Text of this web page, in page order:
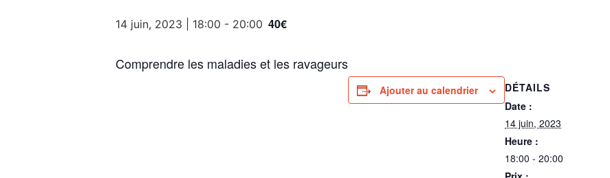
14 juin, 2023 | 18:00 - 20:00 40€
Comprendre les maladies et les ravageurs
Ajouter au calendrier
DÉTAILS
Date :
14 juin, 2023
Heure :
18:00 - 20:00